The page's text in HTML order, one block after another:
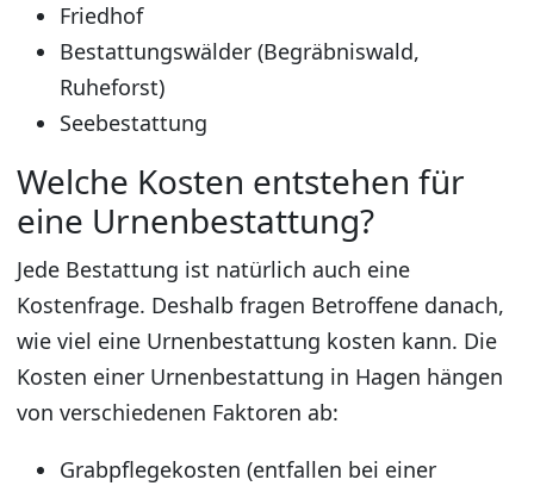
Friedhof
Bestattungswälder (Begräbniswald,
Ruheforst)
Seebestattung
Welche Kosten entstehen für
eine Urnenbestattung?
Jede Bestattung ist natürlich auch eine
Kostenfrage. Deshalb fragen Betroffene danach,
wie viel eine Urnenbestattung kosten kann. Die
Kosten einer Urnenbestattung in Hagen hängen
von verschiedenen Faktoren ab:
Grabpflegekosten (entfallen bei einer